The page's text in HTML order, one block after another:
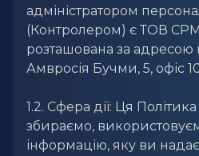
адміністратором
(Контролером) є ТОВ СРМ
розташована за адресою
Амвросія Бучми, 5, офіс
1.2. Сфера дії: Ця
збираємо,
інформацію, яку ви